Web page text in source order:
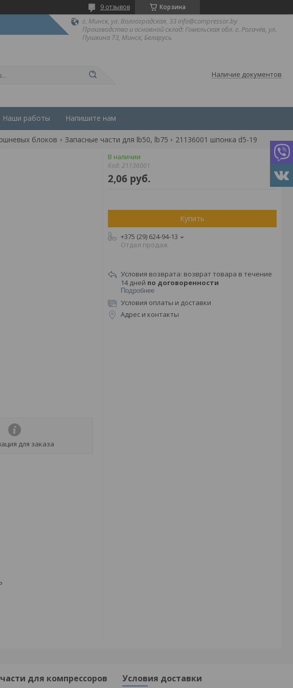
Корзина
9 отзывов
г. Минск, ул. Волгоградская, 33 info@compressor.by
Производство и основной склад: Гомельская обл. г. Рогачёв, ул.
Пушкина 73, Минск, Беларусь
Наличие документов
Наши работы Напишите нам
блоков Запасные части для lb50, lb75 21136001 шпонка d5-19
для заказа
В наличии
Код: 21136001
2,06 руб.
Купить
+375 (29) 624-94-13
Отдел продаж
возврат товара в течение
14 дней по договоренности
Подробнее
Условия оплаты и доставки
Адрес и контакты
для компрессоров Условия доставки